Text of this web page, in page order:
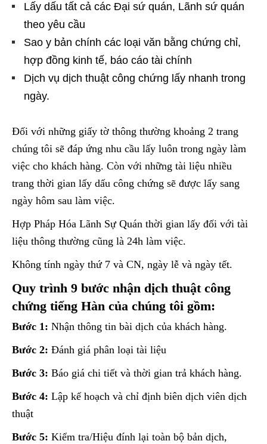
Lấy dấu tất cả các Đại sứ quán, Lãnh sứ quán
theo yêu cầu
Sao y bản chính các loại văn bằng chứng chỉ,
hợp đồng kinh tế, báo cáo tài chính
Dịch vụ dịch thuật công chứng lấy nhanh trong
ngày.
Đối với những giấy tờ thông thường khoảng 2 trang
chúng tôi sẽ đáp ứng nhu cầu lấy luôn trong ngày làm
việc cho khách hàng. Còn với những tài liệu nhiều
trang thời gian lấy dấu công chứng sẽ được lấy sang
ngày hôm sau làm việc.
Hợp Pháp Hóa Lãnh Sự Quán thời gian lấy đối với tài
liệu thông thường cũng là 24h làm việc.
Không tính ngày thứ 7 và CN, ngày lễ và ngày tết.
Quy trình 9 bước nhận dịch thuật công
chứng tiếng Hàn của chúng tôi gồm:
Bước 1: Nhận thông tin bài dịch của khách hàng.
Bước 2: Đánh giá phân loại tài liệu
Bước 3: Báo giá chi tiết và thời gian trả khách hàng.
Bước 4: Lập kế hoạch và chỉ định biên dịch viên dịch
thuật
Bước 5: Kiểm tra/Hiệu đính lại toàn bộ bản dịch,